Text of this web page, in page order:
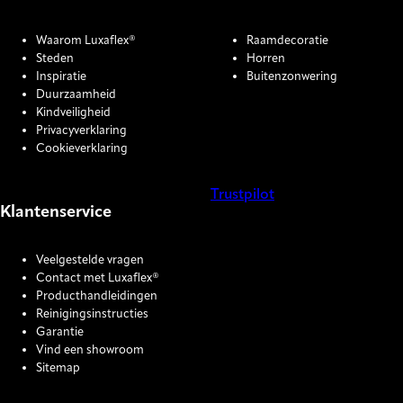
Waarom Luxaflex®
Steden
Inspiratie
Duurzaamheid
Kindveiligheid
Privacyverklaring
Cookieverklaring
Raamdecoratie
Horren
Buitenzonwering
Klantenservice
Veelgestelde vragen
Contact met Luxaflex®
Producthandleidingen
Reinigingsinstructies
Garantie
Vind een showroom
Sitemap
Trustpilot